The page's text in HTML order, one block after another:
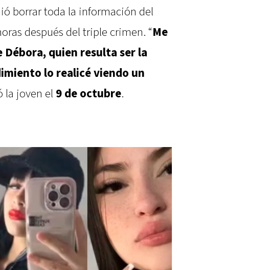
borrar toda la información del
después del triple crimen. “Me
quien resulta ser la
lo realicé viendo un
la joven el 9 de octubre.